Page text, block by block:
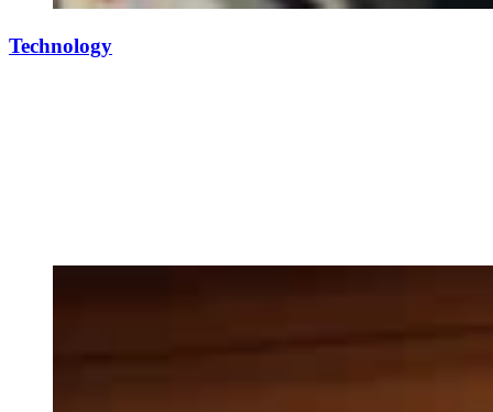
Technology